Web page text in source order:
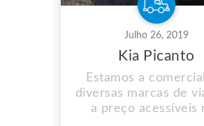
Julho 26, 2019
Kia Picanto
Estamos a
diversas marcas de
a preço acessíveis